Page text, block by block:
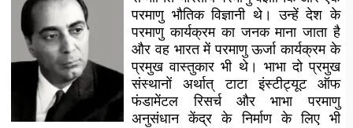
परमाणु भौतिक विज्ञानी थे। उन्हें देश के
परमाणु कार्यक्रम का जनक माना जाता है
और वह भारत में परमाणु ऊर्जा कार्यक्रम के
प्रमुख वास्तुकार भी थे। भाभा दो प्रमुख
संस्थानों अर्थात् टाटा इंस्टीट्यूट ऑफ
फंडामेंटल रिसर्च और भाभा परमाणु
अनुसंधान केंद्र के निर्माण के लिए भी